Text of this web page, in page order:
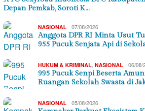
Depan Pemkab, Soroti K…
NASIONAL 07/08/2026
Anggota DPR RI Minta Usut
955 Pucuk Senjata Api di
HUKUM & KRIMINAL NASIONAL 06/08/
995 Pucuk Senpi Beserta
Ruangan Sekolah Swasta di
NASIONAL 05/08/2026